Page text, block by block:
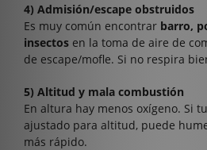
4) Admisión/escape obstruidos
Es muy común encontrar barro,
insectos en la toma de aire de
de escape/mofle. Si no respira
5) Altitud y mala combustión
En altura hay menos oxígeno. Si
ajustado para altitud, puede
más rápido.